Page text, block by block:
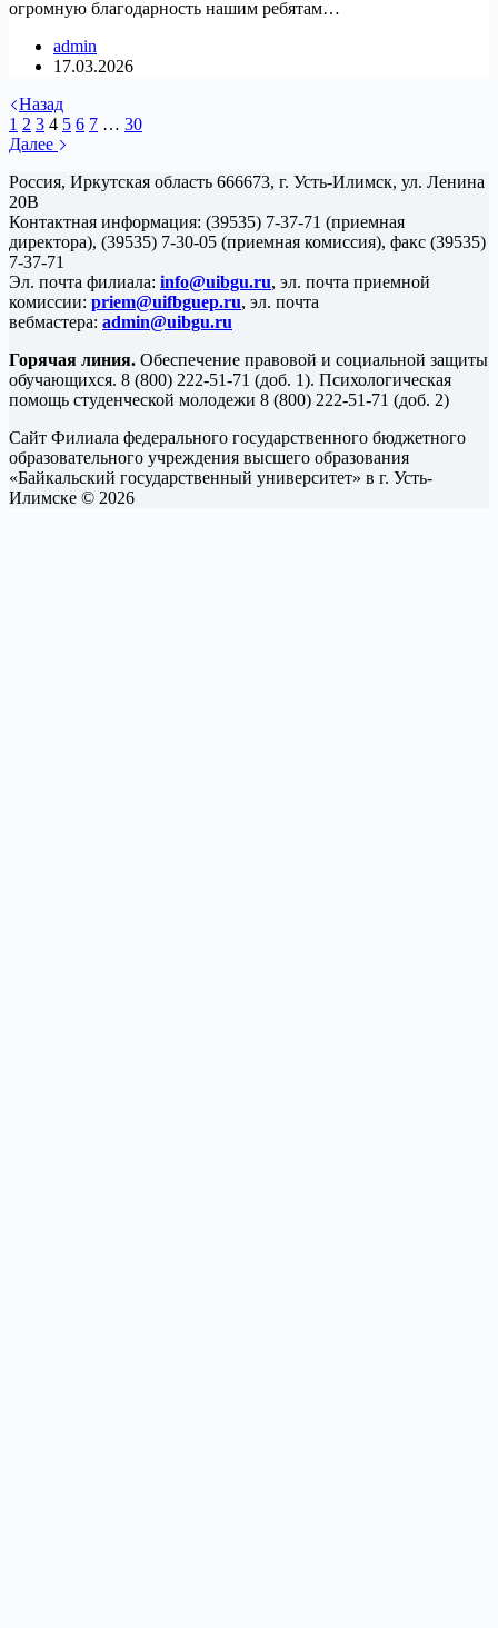
огромную благодарность нашим ребятам…
admin
17.03.2026
Назад
1 2 3 4 5 6 7 … 30
Далее
Россия, Иркутская область 666673, г. Усть-Илимск, ул. Ленина
20В
Контактная информация: (39535) 7-37-71 (приемная
директора), (39535) 7-30-05 (приемная комиссия), факс (39535)
7-37-71
Эл. почта филиала: info@uibgu.ru, эл. почта приемной
комиссии: priem@uifbguep.ru, эл. почта
вебмастера: admin@uibgu.ru
Горячая линия. Обеспечение правовой и социальной защиты
обучающихся. 8 (800) 222-51-71 (доб. 1). Психологическая
помощь студенческой молодежи 8 (800) 222-51-71 (доб. 2)
Сайт Филиала федерального государственного бюджетного
образовательного учреждения высшего образования
«Байкальский государственный университет» в г. Усть-
Илимске © 2026